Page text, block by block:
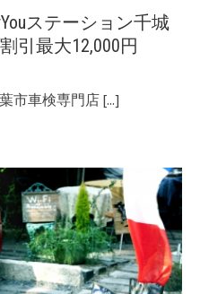
ステーション千城
引最大12,000円
市車検専門店 [...]